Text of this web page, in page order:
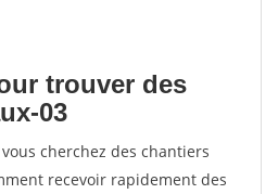
trouver des
03
cherchez des chantiers
recevoir rapidement des